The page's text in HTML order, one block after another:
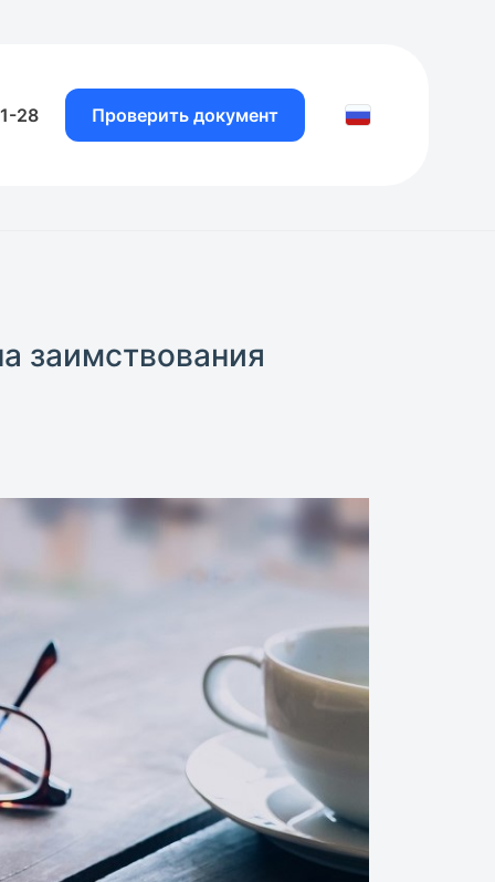
28 Проверить документ
заимствования